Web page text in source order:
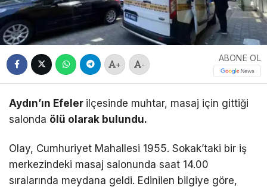
+ -
ABONE OL
Aydın’ın Efeler ilçesinde muhtar, masaj için gittiği
salonda ölü olarak bulundu.
Olay, Cumhuriyet Mahallesi 1955. Sokak’taki bir iş
merkezindeki masaj salonunda saat 14.00
sıralarında meydana geldi. Edinilen bilgiye göre,